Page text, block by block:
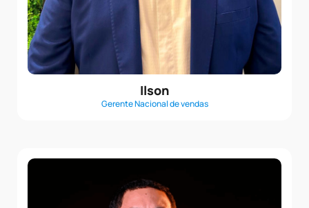
Ilson
Gerente Nacional de vendas